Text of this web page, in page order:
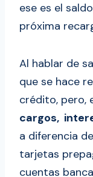
ese es el
próxima
Al hablar de
que se hace
crédito, pero,
cargos,
a diferencia
tarjetas
cuentas